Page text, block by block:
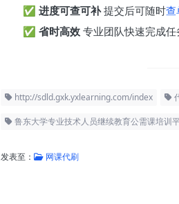
✅ 进度可查可补提交后可随时查
✅ 省时高效 专业团队快速完成任
http://sdld.gxk.yxlearning.com/index
鲁东大学专业技术人员继续教育公需课培
发表至： 网课代刷